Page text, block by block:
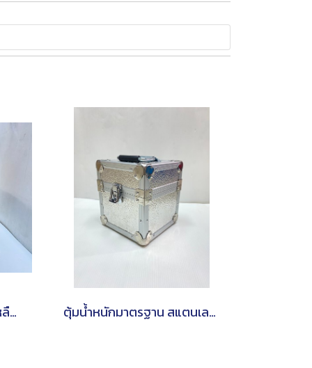
ตุ้มน้ำหนักมาตรฐาน ทองเหลือง (แบบชุด) ตุ้มน้ำหนักมาตรฐาน สแตนเลส(แบบเดี่ยว)